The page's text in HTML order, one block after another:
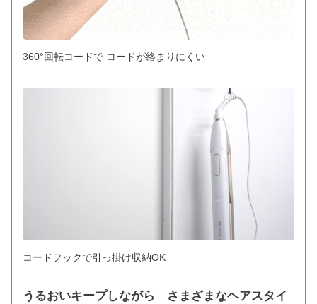
360°回転コードで コードが絡まりにくい
コードフックで引っ掛け収納OK
うるおいキープしながら さまざまなヘアスタイ